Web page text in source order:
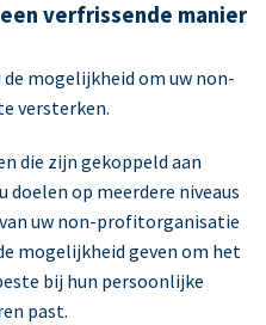
verfrissende manier
mogelijkheid om uw non-
versterken.
die zijn gekoppeld aan
doelen op meerdere niveaus
uw non-profitorganisatie
mogelijkheid geven om het
bij hun persoonlijke
past.